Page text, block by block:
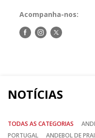
Acompanha-nos:
Siga-Siga-Siga-
NOTÍCIAS
TODAS AS CATEGORIAS
PORTUGAL
ANDEBOL DE